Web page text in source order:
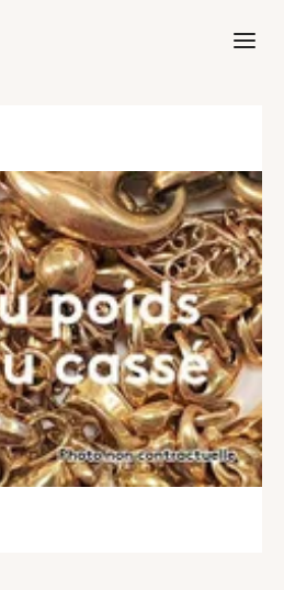
Aller à l'accueil de Crédit Municipal